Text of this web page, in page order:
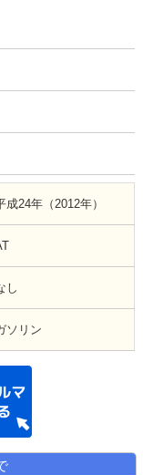
成24年（2012年）
し
ソリン